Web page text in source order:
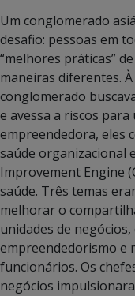
Um conglomerado
desafio: pessoas em
“melhores práticas”
maneiras diferentes.
conglomerado
e avessa a riscos
empreendedora, eles
saúde organizacional
Improvement Engine
saúde. Três temas
melhorar o
unidades de
empreendedorismo e
funcionários. Os
negócios